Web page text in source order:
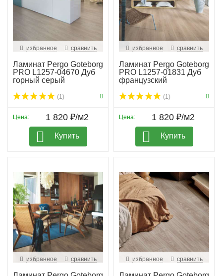
избранное сравнить
Ламинат Pergo Goteborg
PRO L1257-04670 Дуб
горный серый
(1)
Цена: 1 820 ₽/м2
Купить
избранное сравнить
Ламинат Pergo Goteborg
PRO L1257-01831 Дуб
французский
(1)
Цена: 1 820 ₽/м2
Купить
избранное сравнить избранное сравнить